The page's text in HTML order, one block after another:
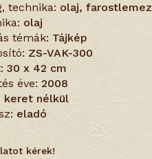
technika: olaj, farostlemez
olaj
témák: Tájkép
ZS-VAK-300
30 x 42 cm
éve: 2008
keret nélkül
eladó
kérek!